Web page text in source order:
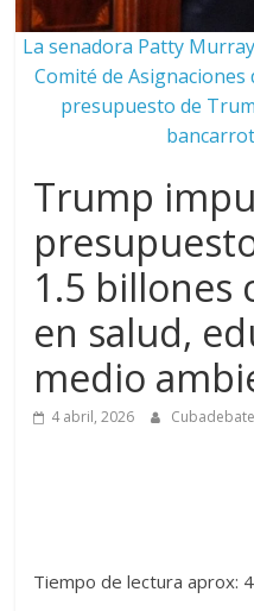
La senadora Patty
Comité de Asignaciones
presupuesto de
Trump
1.5 billones
en salud,
medio
4 abril, 2026 Cubadebate
Tiempo de lectura aprox: